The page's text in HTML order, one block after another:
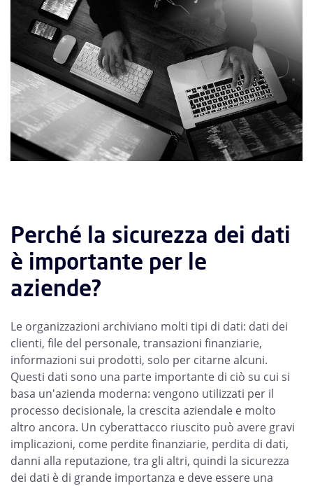
Perché la sicurezza dei dati
è importante per le
aziende?
Le organizzazioni archiviano molti tipi di dati: dati dei
clienti, file del personale, transazioni finanziarie,
informazioni sui prodotti, solo per citarne alcuni.
Questi dati sono una parte importante di ciò su cui si
basa un'azienda moderna: vengono utilizzati per il
processo decisionale, la crescita aziendale e molto
altro ancora. Un cyberattacco riuscito può avere gravi
implicazioni, come perdite finanziarie, perdita di dati,
danni alla reputazione, tra gli altri, quindi la sicurezza
dei dati è di grande importanza e deve essere una